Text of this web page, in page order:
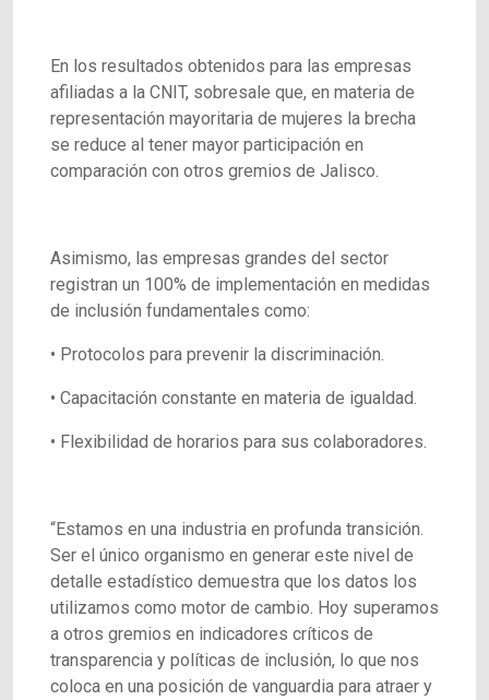
En los resultados obtenidos para las empresas
afiliadas a la CNIT, sobresale que, en materia de
representación mayoritaria de mujeres la brecha
se reduce al tener mayor participación en
comparación con otros gremios de Jalisco.
Asimismo, las empresas grandes del sector
registran un 100% de implementación en medidas
de inclusión fundamentales como:
• Protocolos para prevenir la discriminación.
• Capacitación constante en materia de igualdad.
• Flexibilidad de horarios para sus colaboradores.
“Estamos en una industria en profunda transición.
Ser el único organismo en generar este nivel de
detalle estadístico demuestra que los datos los
utilizamos como motor de cambio. Hoy superamos
a otros gremios en indicadores críticos de
transparencia y políticas de inclusión, lo que nos
coloca en una posición de vanguardia para atraer y